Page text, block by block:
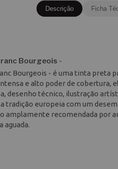
Descrição Ficha
Bourgeois -
Bourgeois - é uma tinta preta
e alto poder de cobertura,
desenho técnico, ilustração
tradição europeia com um
amplamente recomendada por
aguada.